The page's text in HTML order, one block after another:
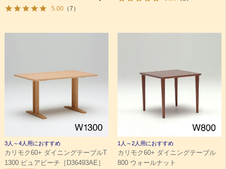
5.00（7）
3人～4人用におすすめ
カリモク60+ ダイニングテーブルT
1300 ピュアビーチ［D36493AE］
1人～2人用におすすめ
カリモク60+ ダイニングテーブル
800 ウォールナット